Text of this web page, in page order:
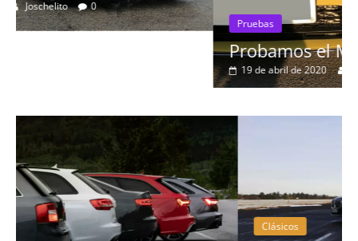
Pruebas
Probamos el Mercedes-Benz A200d
Joschelito 0
Clásicos